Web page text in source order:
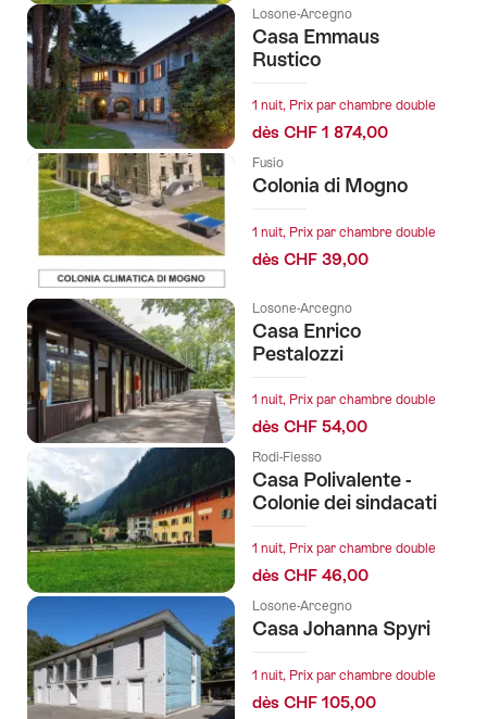
Losone-Arcegno
Casa Emmaus
Rustico
1 nuit, Prix par chambre double
dès CHF 1 874,00
Fusio
Colonia di Mogno
1 nuit, Prix par chambre double
dès CHF 39,00
Losone-Arcegno
Casa Enrico
Pestalozzi
1 nuit, Prix par chambre double
dès CHF 54,00
Rodi-Fiesso
Casa Polivalente -
Colonie dei sindacati
1 nuit, Prix par chambre double
dès CHF 46,00
Losone-Arcegno
Casa Johanna Spyri
1 nuit, Prix par chambre double
dès CHF 105,00